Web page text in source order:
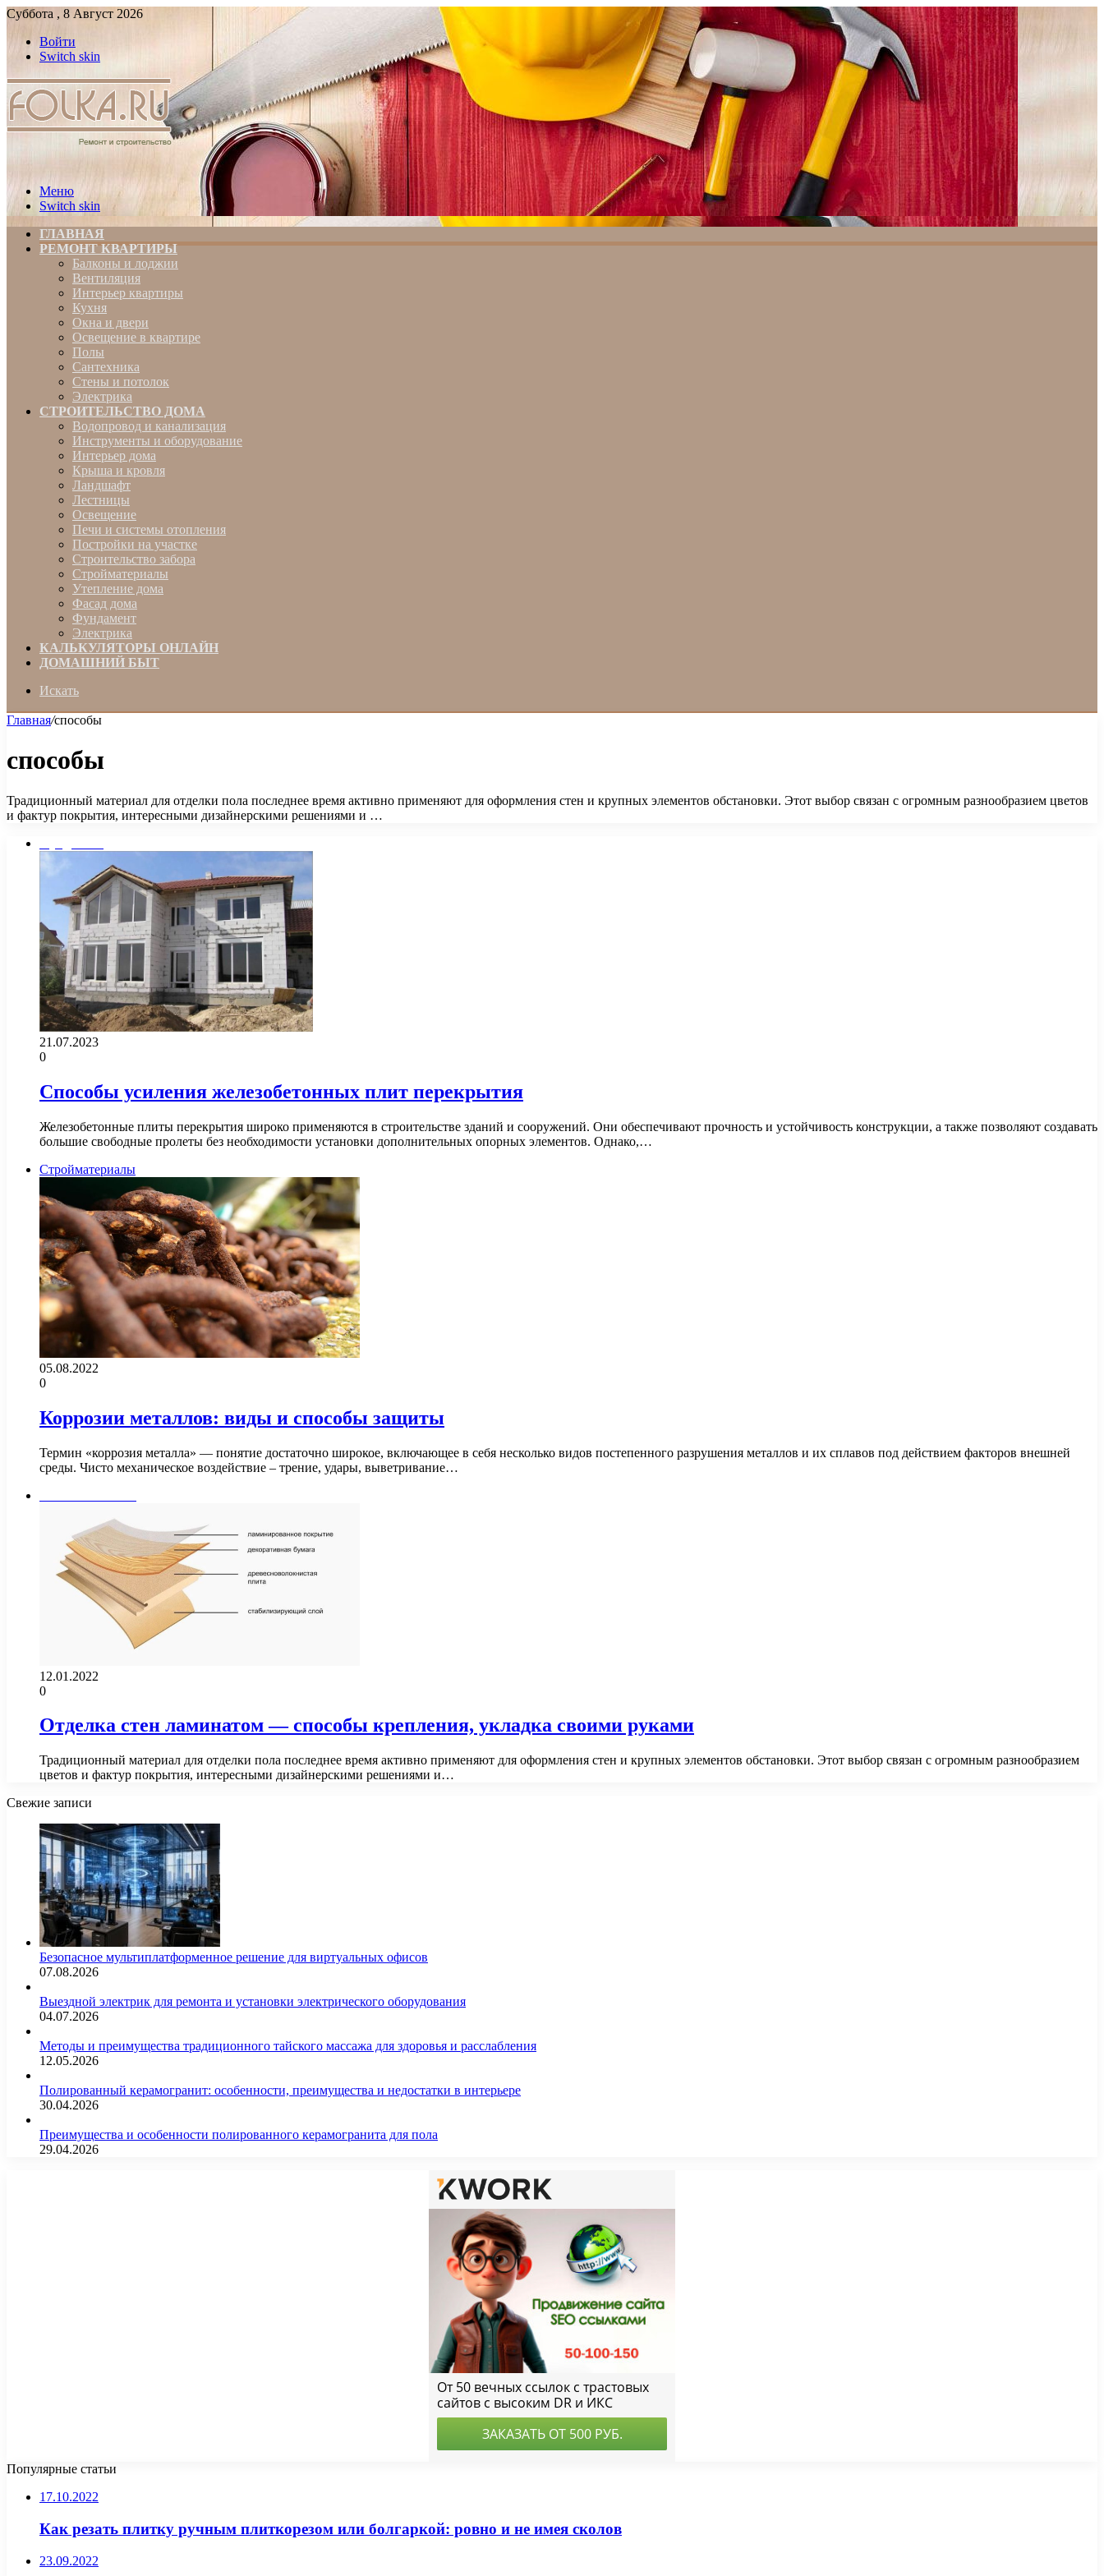
Суббота , 8 Август 2026
Войти
Switch skin
Меню
Switch skin
ГЛАВНАЯ
РЕМОНТ КВАРТИРЫ
Балконы и лоджии
Вентиляция
Интерьер квартиры
Кухня
Окна и двери
Освещение в квартире
Полы
Сантехника
Стены и потолок
Электрика
СТРОИТЕЛЬСТВО ДОМА
Водопровод и канализация
Инструменты и оборудование
Интерьер дома
Крыша и кровля
Ландшафт
Лестницы
Освещение
Печи и системы отопления
Постройки на участке
Строительство забора
Стройматериалы
Утепление дома
Фасад дома
Фундамент
Электрика
КАЛЬКУЛЯТОРЫ ОНЛАЙН
ДОМАШНИЙ БЫТ
Искать
Главная/способы
способы
Традиционный материал для отделки пола последнее время активно применяют для оформления стен и крупных элементов обстановки. Этот выбор связан с огромным разнообразием цветов
и фактур покрытия, интересными дизайнерскими решениями и …
21.07.2023
0
Способы усиления железобетонных плит перекрытия
Железобетонные плиты перекрытия широко применяются в строительстве зданий и сооружений. Они обеспечивают прочность и устойчивость конструкции, а также позволяют создавать
большие свободные пролеты без необходимости установки дополнительных опорных элементов. Однако,…
Стройматериалы
05.08.2022
0
Коррозии металлов: виды и способы защиты
Термин «коррозия металла» — понятие достаточно широкое, включающее в себя несколько видов постепенного разрушения металлов и их сплавов под действием факторов внешней
среды. Чисто механическое воздействие – трение, удары, выветривание…
12.01.2022
0
Отделка стен ламинатом — способы крепления, укладка своими руками
Традиционный материал для отделки пола последнее время активно применяют для оформления стен и крупных элементов обстановки. Этот выбор связан с огромным разнообразием
цветов и фактур покрытия, интересными дизайнерскими решениями и…
Свежие записи
Безопасное мультиплатформенное решение для виртуальных офисов
07.08.2026
Выездной электрик для ремонта и установки электрического оборудования
04.07.2026
Методы и преимущества традиционного тайского массажа для здоровья и расслабления
12.05.2026
Полированный керамогранит: особенности, преимущества и недостатки в интерьере
30.04.2026
Преимущества и особенности полированного керамогранита для пола
29.04.2026
Популярные статьи
17.10.2022
Как резать плитку ручным плиткорезом или болгаркой: ровно и не имея сколов
23.09.2022